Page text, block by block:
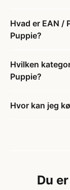
Hvad er EAN /
Puppie?
Hvilken
Puppie?
Hvor kan jeg
Du